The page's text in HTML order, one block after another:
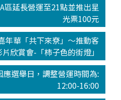
區延長營運至21點並推出星
光票100元
年華「共下來尞」～推動客
欣賞會-「柿子色的街燈」
應選舉日，調整營運時間為:
12:00-16:00